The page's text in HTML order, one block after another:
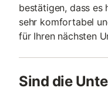
bestätigen, dass es
sehr komfortabel
für Ihren nächsten
Sind die